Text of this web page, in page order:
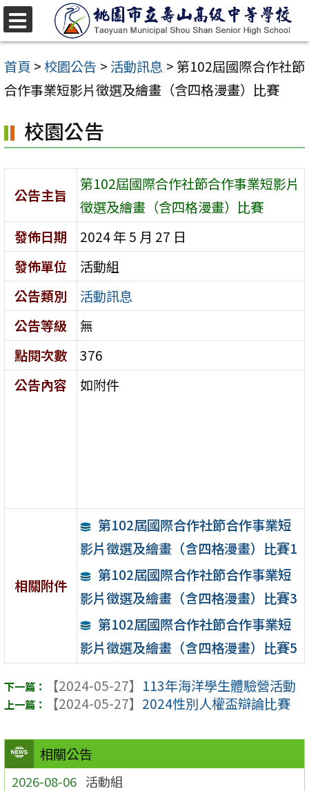
跳
至
主
要
容
區
首頁 >校園公告 > 活動訊息 > 第102屆國際合作社節
合作事業短影片徵選及繪畫（含四格漫畫）比賽
相關公告
2026-08-06 活動組
校園公告
公告主旨
第102屆國際合作社節合作事業短影片
徵選及繪畫（含四格漫畫）比賽
發佈日期
2024 年 5 月 27 日
發佈單位
活動組
公告類別
活動訊息
公告等級
無
點閱次數
376
公告內容
如附件
相關附件
第102屆國際合作社節合作事業短
影片徵選及繪畫（含四格漫畫）比賽1
第102屆國際合作社節合作事業短
影片徵選及繪畫（含四格漫畫）比賽3
第102屆國際合作社節合作事業短
影片徵選及繪畫（含四格漫畫）比賽5
【2024-05-27】 113年海洋學生體驗營活動
【2024-05-27】 2024性別人權盃辯論比賽
選
單